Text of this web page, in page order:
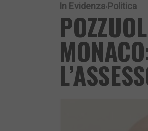
In Evidenza Politica